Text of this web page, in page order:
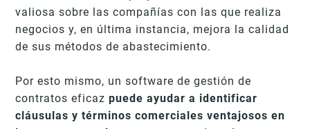
valiosa sobre las compañías con las que realiza
negocios y, en última instancia, mejora la calidad
de sus métodos de abastecimiento.
Por esto mismo, un software de gestión de
contratos eficaz puede ayudar a identificar
cláusulas y términos comerciales ventajosos en